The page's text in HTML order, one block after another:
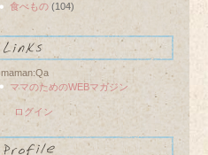
食べもの (104)
maman:Qa
ママのためのWEBマガジン
ログイン